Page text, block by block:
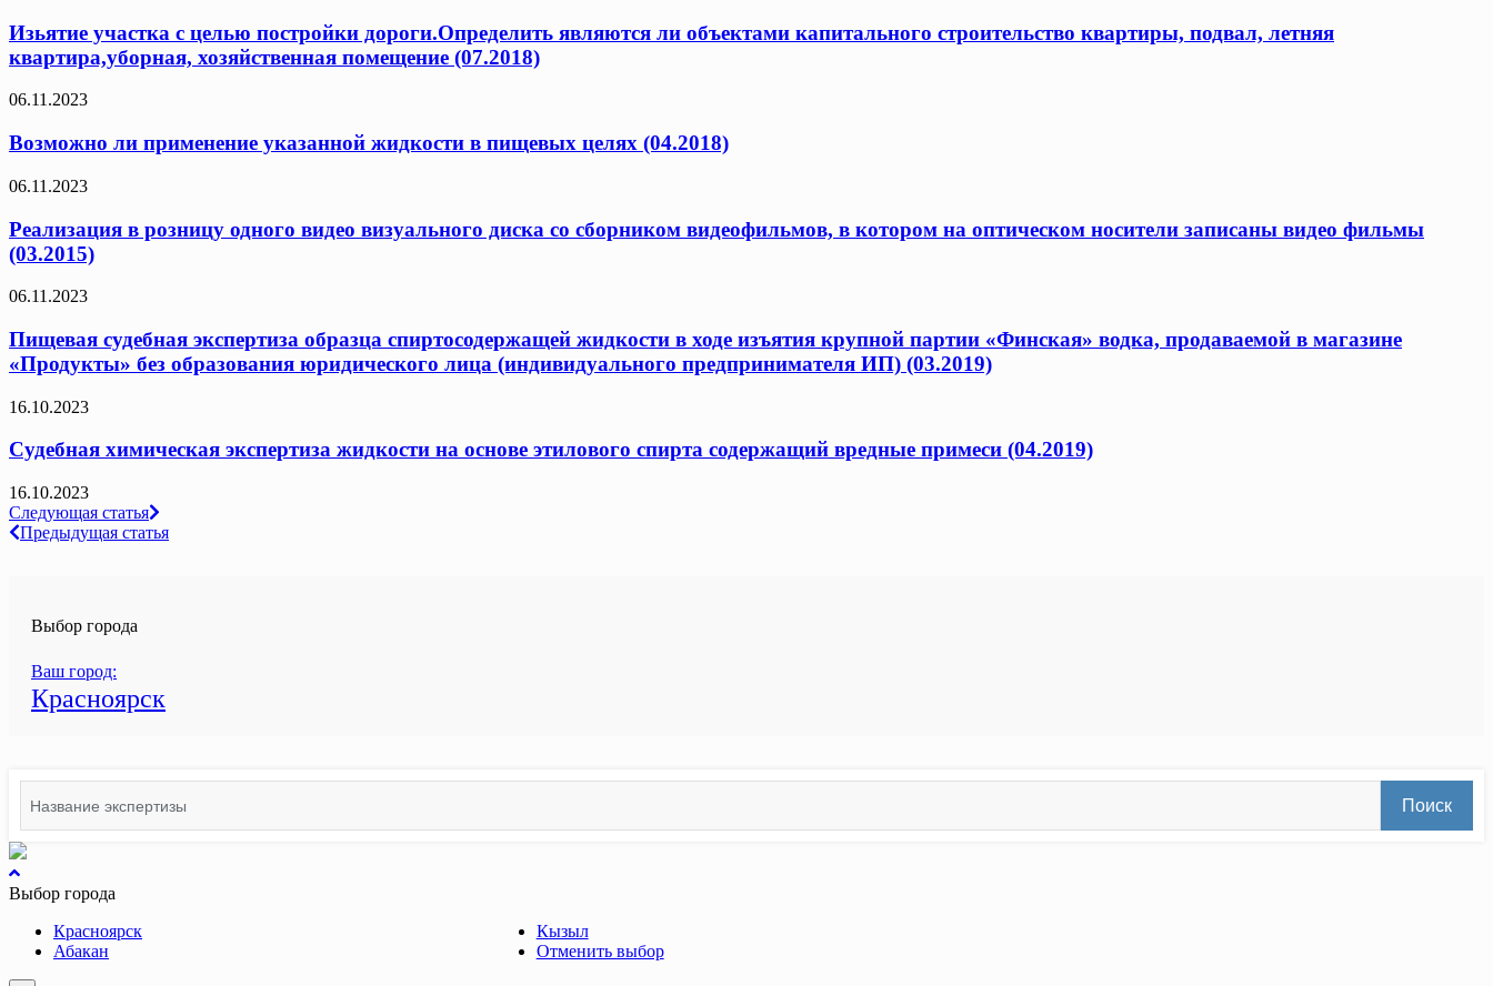
Изьятие участка с целью постройки дороги.Определить являются ли объектами капитального строительство квартиры, подвал, летняя
квартира,уборная, хозяйственная помещение (07.2018)
06.11.2023
Возможно ли применение указанной жидкости в пищевых целях (04.2018)
06.11.2023
Реализация в розницу одного видео визуального диска со сборником видеофильмов, в котором на оптическом носители записаны видео фильмы
(03.2015)
06.11.2023
Пищевая судебная экспертиза образца спиртосодержащей жидкости в ходе изъятия крупной партии «Финская» водка, продаваемой в магазине
«Продукты» без образования юридического лица (индивидуального предпринимателя ИП) (03.2019)
16.10.2023
Судебная химическая экспертиза жидкости на основе этилового спирта содержащий вредные примеси (04.2019)
16.10.2023
Навигация
по
Следующая статья
Предыдущая статья
Выбор города
Ваш город:
Красноярск
for:
Поиск
вернуться
к
Выбор города
Красноярск
Абакан
Кызыл
Отменить выбор